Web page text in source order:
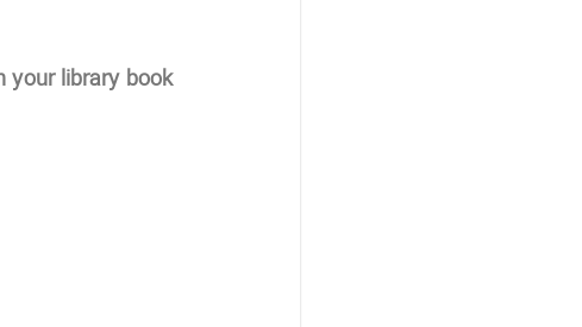
your library book